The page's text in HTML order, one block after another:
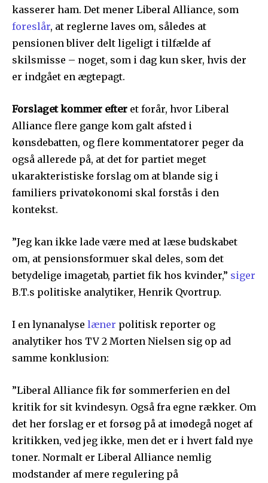
kasserer ham. Det mener Liberal Alliance, som
foreslår, at reglerne laves om, således at
pensionen bliver delt ligeligt i tilfælde af
skilsmisse – noget, som i dag kun sker, hvis der
er indgået en ægtepagt.
Forslaget kommer efter et forår, hvor Liberal
Alliance flere gange kom galt afsted i
kønsdebatten, og flere kommentatorer peger da
også allerede på, at det for partiet meget
ukarakteristiske forslag om at blande sig i
familiers privatøkonomi skal forstås i den
kontekst.
”Jeg kan ikke lade være med at læse budskabet
om, at pensionsformuer skal deles, som det
betydelige imagetab, partiet fik hos kvinder,” siger
B.T.s politiske analytiker, Henrik Qvortrup.
I en lynanalyse læner politisk reporter og
analytiker hos TV 2 Morten Nielsen sig op ad
samme konklusion:
”Liberal Alliance fik før sommerferien en del
kritik for sit kvindesyn. Også fra egne rækker. Om
det her forslag er et forsøg på at imødegå noget af
kritikken, ved jeg ikke, men det er i hvert fald nye
toner. Normalt er Liberal Alliance nemlig
modstander af mere regulering på